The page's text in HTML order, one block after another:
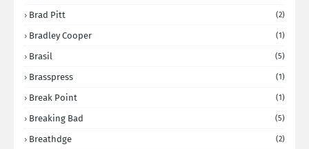
Brad Pitt (2)
Bradley Cooper (1)
Brasil (5)
Brasspress (1)
Break Point (1)
Breaking Bad (5)
Breathdge (2)